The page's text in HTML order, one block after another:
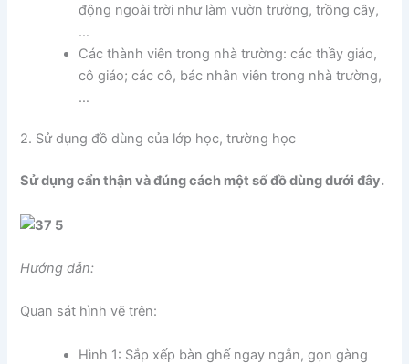
động ngoài trời như làm vườn trường, trồng cây,
…
Các thành viên trong nhà trường: các thầy giáo,
cô giáo; các cô, bác nhân viên trong nhà trường,
…
2. Sử dụng đồ dùng của lớp học, trường học
Sử dụng cẩn thận và đúng cách một số đồ dùng dưới đây.
Hướng dẫn:
Quan sát hình vẽ trên:
Hình 1: Sắp xếp bàn ghế ngay ngắn, gọn gàng